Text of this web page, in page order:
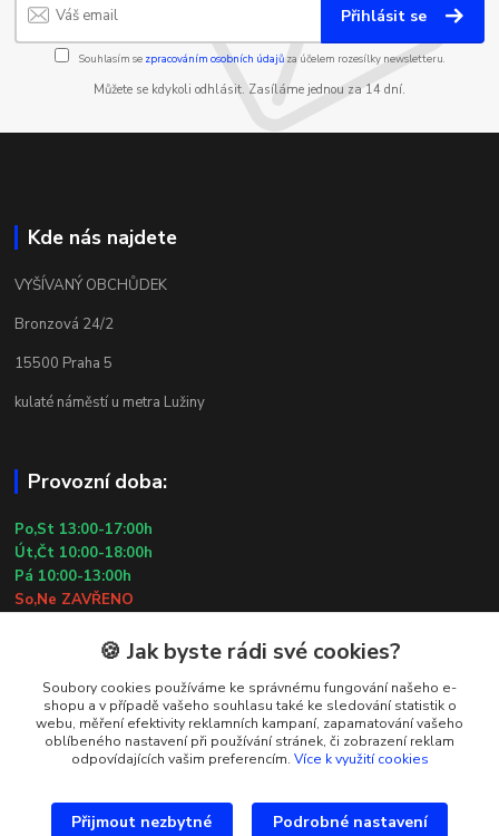
Přihlásit se
Souhlasím se zpracováním osobních údajůza účelem rozesílky newsletteru.
Můžete se kdykoli odhlásit. Zasíláme jednou za 14 dní.
Kde nás najdete
VYŠÍVANÝ OBCHŮDEK
Bronzová 24/2
15500 Praha 5
kulaté náměstí u metra Lužiny
Provozní doba:
Po,St 13:00-17:00h
Út,Čt 10:00-18:00h
Pá 10:00-13:00h
So,Ne ZAVŘENO
Kontakty
Simona Kozová
+420 602 181 001
info@vysivanyobchudek.cz
🍪 Jak byste rádi své cookies?
Soubory cookies používáme ke správnému fungování našeho e-
shopu a v případě vašeho souhlasu také ke sledování statistik o
webu, měření efektivity reklamních kampaní, zapamatování vašeho
oblíbeného nastavení při používání stránek, či zobrazení reklam
odpovídajících vašim preferencím. Více k využití cookies
Přijmout nezbytné Podrobné nastavení